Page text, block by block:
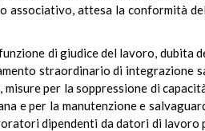
associativo, attesa la conformità
di giudice del lavoro,
straordinario di integrazione
per la soppressione di
e per la manutenzione e
dipendenti da datori di